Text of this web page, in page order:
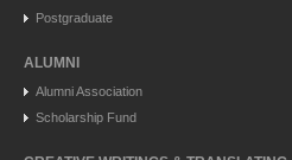
Postgraduate
ALUMNI
Alumni Association
Scholarship Fund